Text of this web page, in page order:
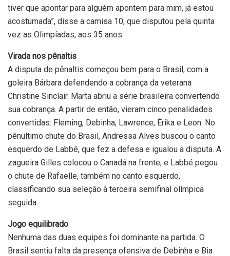
tiver que apontar para alguém apontem para mim, já estou
acostumada”, disse a camisa 10, que disputou pela quinta
vez as Olimpíadas, aos 35 anos.
Virada nos pênaltis
A disputa de pênaltis começou bem para o Brasil, com a
goleira Bárbara defendendo a cobrança da veterana
Christine Sinclair. Marta abriu a série brasileira convertendo
sua cobrança. A partir de então, vieram cinco penalidades
convertidas: Fleming, Debinha, Lawrence, Érika e Leon. No
pênultimo chute do Brasil, Andressa Alves buscou o canto
esquerdo de Labbé, que fez a defesa e igualou a disputa. A
zagueira Gilles colocou o Canadá na frente, e Labbé pegou
o chute de Rafaelle, também no canto esquerdo,
classificando sua seleção à terceira semifinal olímpica
seguida.
Jogo equilibrado
Nenhuma das duas equipes foi dominante na partida. O
Brasil sentiu falta da presença ofensiva de Debinha e Bia